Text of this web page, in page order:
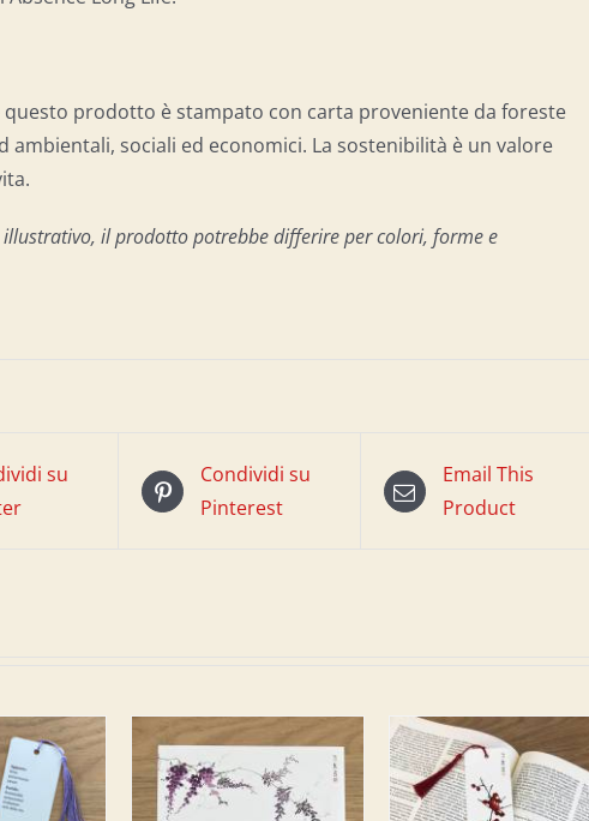
questo prodotto è stampato con carta proveniente da foreste
sociali ed economici. La sostenibilità è un valore
il prodotto potrebbe differire per colori, forme e
su
Condividi su
Pinterest
Email This
Product
AL
AGGIUNGI AL